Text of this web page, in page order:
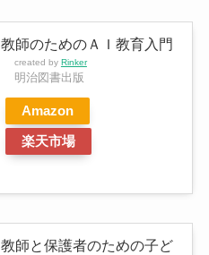
教師のためのＡＩ教育入門
created by Rinker
明治図書出版
Amazon
楽天市場
教師と保護者のための子ど